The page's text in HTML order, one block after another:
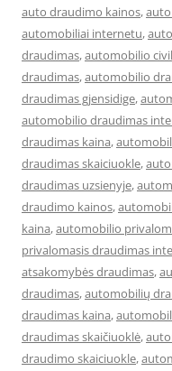
auto draudimo kainos,
automobiliai internetu,
draudimas,automobilio
draudimas,automobilio
draudimas gjensidige,
automobilio draudimas
draudimas kaina,
draudimas skaiciuokle,
draudimas uzsienyje,
draudimo kainos,
kaina,automobilio
privalomasis draudimas
atsakomybės draudimas,
draudimas,automobilių
draudimas kaina,
draudimas skaičiuoklė,
draudimo skaiciuokle,